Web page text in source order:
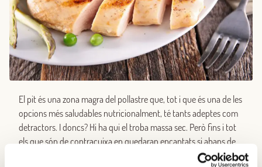
El pit és una zona magra del pollastre que, tot i que és una de les
opcions més saludables nutricionalment, té tants adeptes com
detractors. I doncs? Hi ha qui el troba massa sec. Però fins i tot
els que són de contracuixa en quedaran encantats si abans de
cuinar la carn la deixem en remull en llet durant unes dues hores